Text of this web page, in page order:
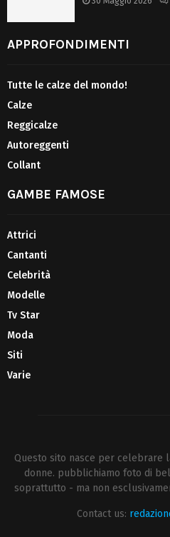
APPROFONDIMENTI
Tutte le calze del mondo!
Calze
Reggicalze
Autoreggenti
Collant
GAMBE FAMOSE
Attrici
Cantanti
Celebrità
Modelle
Tv Star
Moda
Siti
Varie
Questo sito nasce per
donne. pubblichiamo foto di
soprattutto - ma non
Contact us: